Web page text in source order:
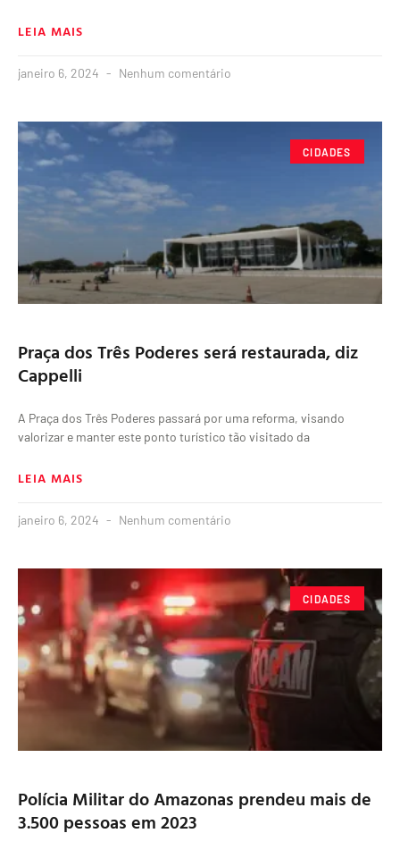
LEIA MAIS
janeiro 6, 2024 Nenhum comentário
CIDADES
Praça dos Três Poderes será restaurada, diz
Cappelli
A Praça dos Três Poderes passará por uma reforma, visando
valorizar e manter este ponto turístico tão visitado da
LEIA MAIS
janeiro 6, 2024 Nenhum comentário
CIDADES
Polícia Militar do Amazonas prendeu mais de
3.500 pessoas em 2023